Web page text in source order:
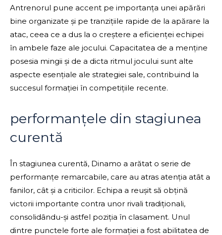
Antrenorul pune accent pe importanța unei apărări
bine organizate și pe tranzițiile rapide de la apărare la
atac, ceea ce a dus la o creștere a eficienței echipei
în ambele faze ale jocului. Capacitatea de a menține
posesia mingii și de a dicta ritmul jocului sunt alte
aspecte esențiale ale strategiei sale, contribuind la
succesul formației în competițiile recente.
performanțele din stagiunea
curentă
În stagiunea curentă, Dinamo a arătat o serie de
performanțe remarcabile, care au atras atenția atât a
fanilor, cât și a criticilor. Echipa a reușit să obțină
victorii importante contra unor rivali tradiționali,
consolidându-și astfel poziția în clasament. Unul
dintre punctele forte ale formației a fost abilitatea de